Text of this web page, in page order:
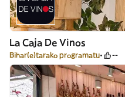
La Caja De Vinos
Bihar(e)tarako programatu --